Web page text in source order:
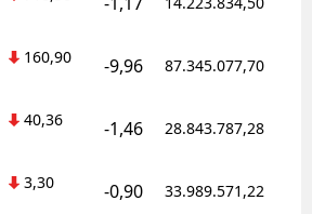
160,90 -9,96 87.345.077,70
40,36 -1,46 28.843.787,28
3,30 -0,90 33.989.571,22